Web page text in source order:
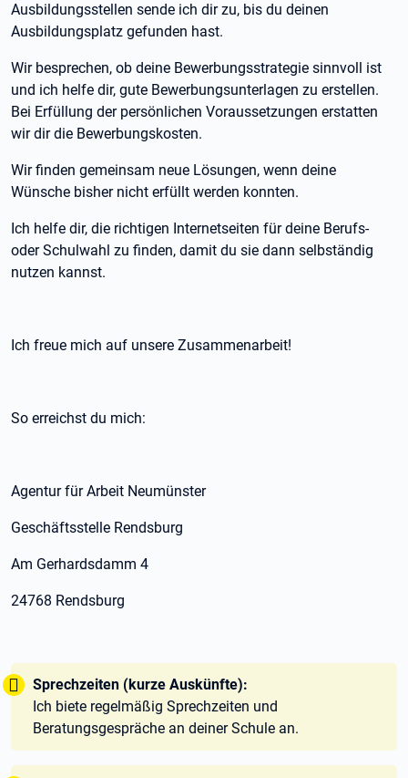
Ausbildungsstellen sende ich dir zu, bis du deinen
Ausbildungsplatz gefunden hast.
Wir besprechen, ob deine Bewerbungsstrategie sinnvoll ist
und ich helfe dir, gute Bewerbungsunterlagen zu erstellen.
Bei Erfüllung der persönlichen Voraussetzungen erstatten
wir dir die Bewerbungskosten.
Wir finden gemeinsam neue Lösungen, wenn deine
Wünsche bisher nicht erfüllt werden konnten.
Ich helfe dir, die richtigen Internetseiten für deine Berufs-
oder Schulwahl zu finden, damit du sie dann selbständig
nutzen kannst.
Ich freue mich auf unsere Zusammenarbeit!
So erreichst du mich:
Agentur für Arbeit Neumünster
Geschäftsstelle Rendsburg
Am Gerhardsdamm 4
24768 Rendsburg
Tipp:
Sprechzeiten (kurze Auskünfte):
Ich biete regelmäßig Sprechzeiten und
Beratungsgespräche an deiner Schule an.